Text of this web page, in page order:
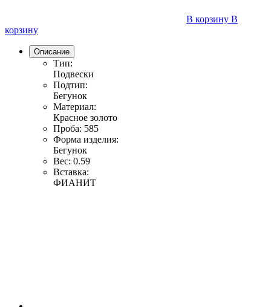
В корзину В
корзину
Описание
Тип:
Подвески
Подтип:
Бегунок
Материал:
Красное золото
Проба: 585
Форма изделия:
Бегунок
Вес: 0.59
Вставка:
ФИАНИТ